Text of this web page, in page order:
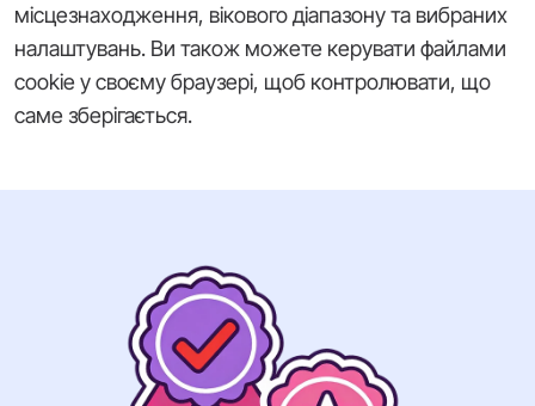
місцезнаходження, вікового діапазону та вибраних
налаштувань. Ви також можете керувати файлами
cookie у своєму браузері, щоб контролювати, що
саме зберігається.